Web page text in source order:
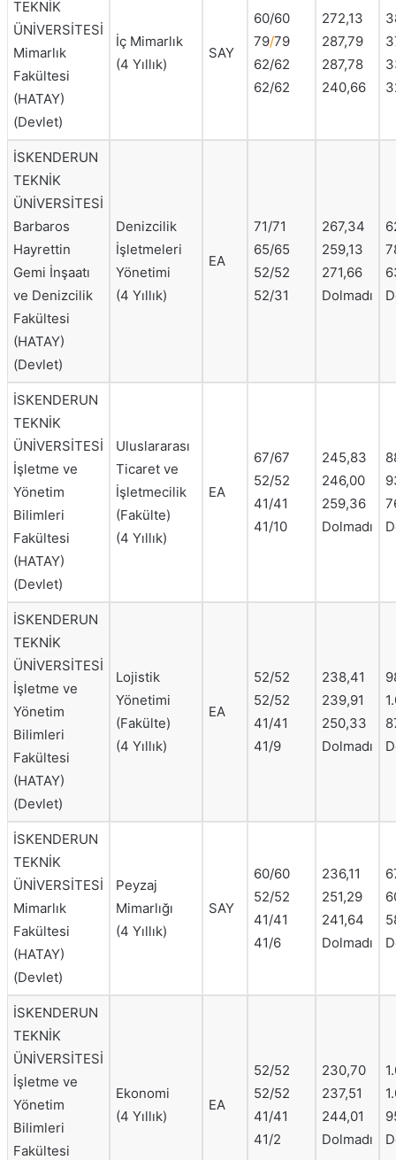
TEKNİK
ÜNİVERSİTESİ
Mimarlık
Fakültesi
(HATAY)
(Devlet)
İç Mimarlık
(4 Yıllık)
SAY
60/60
79/79
62/62
62/62
272,13
287,79
287,78
240,66
İSKENDERUN
TEKNİK
ÜNİVERSİTESİ
Barbaros
Hayrettin
Gemi İnşaatı
ve Denizcilik
Fakültesi
(HATAY)
(Devlet)
Denizcilik
İşletmeleri
Yönetimi
(4 Yıllık)
EA
71/71
65/65
52/52
52/31
267,34
259,13
271,66
Dolmadı
İSKENDERUN
TEKNİK
ÜNİVERSİTESİ
İşletme ve
Yönetim
Bilimleri
Fakültesi
(HATAY)
(Devlet)
Uluslararası
Ticaret ve
İşletmecilik
(Fakülte)
(4 Yıllık)
EA
67/67
52/52
41/41
41/10
245,83
246,00
259,36
Dolmadı
İSKENDERUN
TEKNİK
ÜNİVERSİTESİ
İşletme ve
Yönetim
Bilimleri
Fakültesi
(HATAY)
(Devlet)
Lojistik
Yönetimi
(Fakülte)
(4 Yıllık)
EA
52/52
52/52
41/41
41/9
238,41
239,91
250,33
Dolmadı
İSKENDERUN
TEKNİK
ÜNİVERSİTESİ
Mimarlık
Fakültesi
(HATAY)
(Devlet)
Peyzaj
Mimarlığı
(4 Yıllık)
SAY
60/60
52/52
41/41
41/6
236,11
251,29
241,64
Dolmadı
İSKENDERUN
TEKNİK
ÜNİVERSİTESİ
İşletme ve
Yönetim
Bilimleri
Fakültesi
Ekonomi
(4 Yıllık)
EA
52/52
52/52
41/41
41/2
230,70
237,51
244,01
Dolmadı